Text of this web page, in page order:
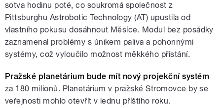
sotva hodinu poté, co soukromá společnost z
Pittsburghu Astrobotic Technology (AT) upustila od
vlastního pokusu dosáhnout Měsíce. Modul bez posádky
zaznamenal problémy s únikem paliva a pohonnými
systémy, což vyloučilo možnost měkkého přistání.
Pražské planetárium bude mít nový projekční systém
za 180 milionů. Planetárium v pražské Stromovce by se
veřejnosti mohlo otevřít v lednu příštího roku.